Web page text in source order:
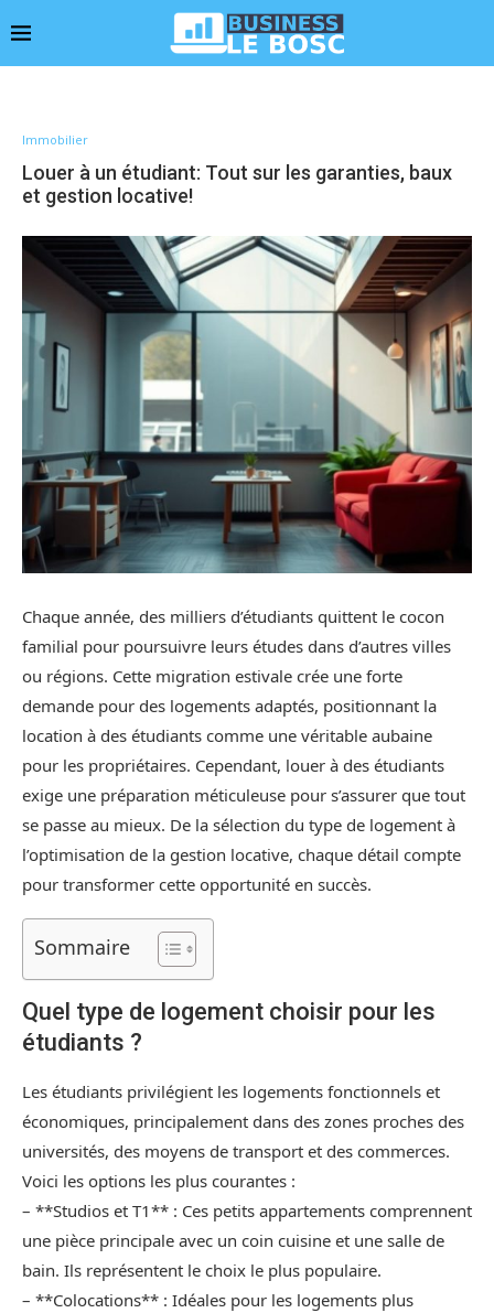
Immobilier
Louer à un étudiant: Tout sur les garanties, baux
et gestion locative!
Chaque année, des milliers d’étudiants quittent le cocon
familial pour poursuivre leurs études dans d’autres villes
ou régions. Cette migration estivale crée une forte
demande pour des logements adaptés, positionnant la
location à des étudiants comme une véritable aubaine
pour les propriétaires. Cependant, louer à des étudiants
exige une préparation méticuleuse pour s’assurer que tout
se passe au mieux. De la sélection du type de logement à
l’optimisation de la gestion locative, chaque détail compte
pour transformer cette opportunité en succès.
Sommaire
Quel type de logement choisir pour les
étudiants ?
Les étudiants privilégient les logements fonctionnels et
économiques, principalement dans des zones proches des
universités, des moyens de transport et des commerces.
Voici les options les plus courantes :
– **Studios et T1** : Ces petits appartements comprennent
une pièce principale avec un coin cuisine et une salle de
bain. Ils représentent le choix le plus populaire.
– **Colocations** : Idéales pour les logements plus